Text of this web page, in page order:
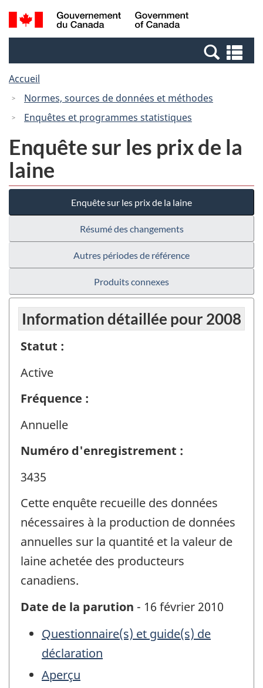
Passer
au
Passer
à
Canada
Recherche
et
et
Accueil
Normes, sources de données et méthodes
Enquêtes et programmes statistiques
Enquête sur les prix de la
laine
Enquête sur les prix de la laine
Résumé des changements
Autres périodes de référence
Produits connexes
Information détaillée pour 2008
Statut :
Active
Fréquence :
Annuelle
Numéro d'enregistrement :
3435
Cette enquête recueille des données
nécessaires à la production de données
annuelles sur la quantité et la valeur de
laine achetée des producteurs
canadiens.
Date de la parution - 16 février 2010
Questionnaire(s) et guide(s) de
déclaration
Aperçu